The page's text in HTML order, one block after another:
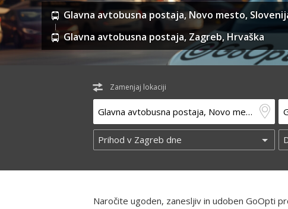
Glavna avtobusna postaja, Novo mesto,
Glavna avtobusna postaja, Zagreb, Hrvaška
Zamenjaj lokaciji
Naročite ugoden, zanesljiv in udoben GoOpti